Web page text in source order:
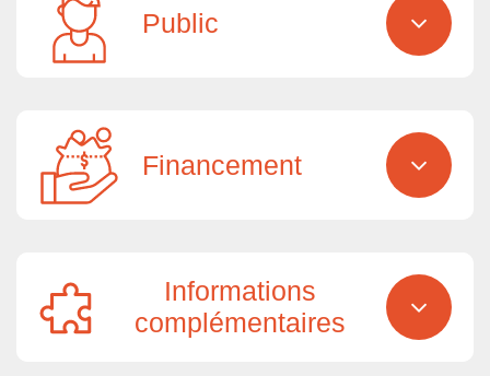
Public
Financement
Informations
complémentaires